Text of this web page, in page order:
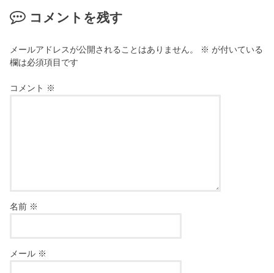
コメントを残す
メールアドレスが公開されることはありません。 ※ が付いている
欄は必須項目です
コメント ※
名前 ※
メール ※